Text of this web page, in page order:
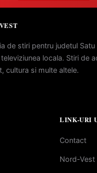
de stiri pentru judetul
locala. Stiri de
cultura si multe altele.
LINK-URI
Contact
Nord-Vest